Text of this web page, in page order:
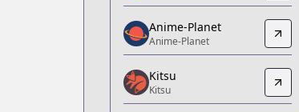
https://www.amazon.co.jp/
Anime-Planet
Anime-Planet
https://www.anime-
Kitsu
Anime-Planet
Anime-Planet
Kitsu
Kitsu